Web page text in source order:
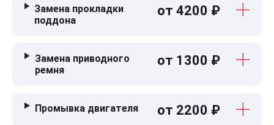
Замена прокладки
поддона
от 4200 ₽
Замена приводного
ремня
от 1300 ₽
Промывка двигателя от 2200 ₽